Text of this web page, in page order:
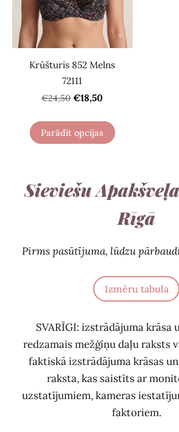
Sieviešu
Rīgā
Pirms pasūtījuma, lūdzu
Izmēru tabula
SVARĪGI: izstrādājuma krāsa
redzamais mežģīņu daļu raksts
faktiskā izstrādājuma krāsas
raksta, kas saistīts ar
uzstatījumiem, kameras
faktoriem.
Krūšturis 852 Melns
72111
€24,50 €18,50
Parādīt opcijas